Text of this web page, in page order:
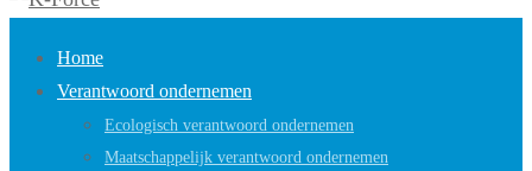
Home
Verantwoord ondernemen
Ecologisch verantwoord ondernemen
Maatschappelijk verantwoord ondernemen